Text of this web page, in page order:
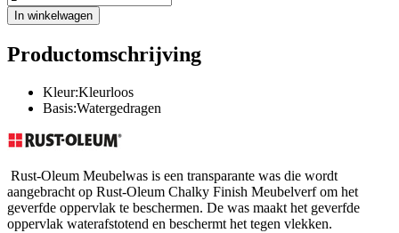
In winkelwagen
Productomschrijving
Kleur:Kleurloos
Basis:Watergedragen
Rust-Oleum Meubelwas is een transparante was die wordt
aangebracht op Rust-Oleum Chalky Finish Meubelverf om het
geverfde oppervlak te beschermen. De was maakt het geverfde
oppervlak waterafstotend en beschermt het tegen vlekken.